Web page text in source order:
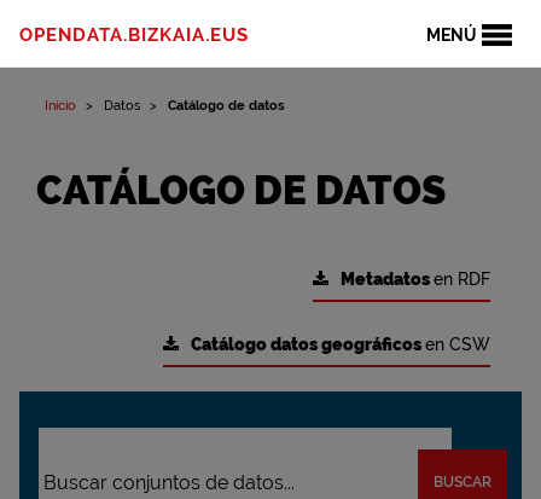
MENÚ
OPENDATA.BIZKAIA.EUS
Inicio Datos Catálogo de datos
CATÁLOGO DE DATOS
Metadatosen RDF
Catálogo datos geográficosen CSW
BUSCAR